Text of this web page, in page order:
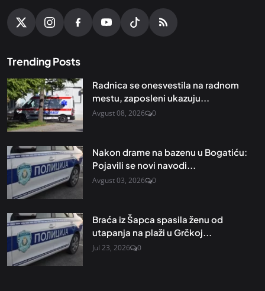
Trending Posts
Radnica se onesvestila na radnom
mestu, zaposleni ukazuju...
Avgust 08, 2026 0
Nakon drame na bazenu u Bogatiću:
Pojavili se novi navodi...
Avgust 03, 2026 0
Braća iz Šapca spasila ženu od
utapanja na plaži u Grčkoj...
Jul 23, 2026 0